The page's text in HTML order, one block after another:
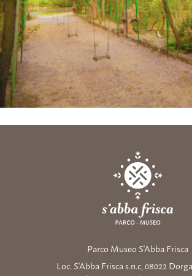
Parco Museo S'Abba Frisca
Loc. S'Abba Frisca s.n.c, 08022